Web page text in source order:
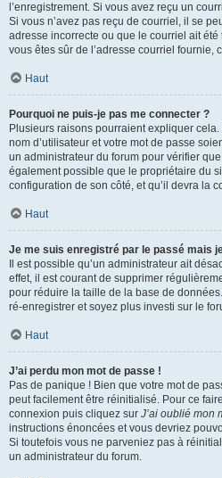
l’enregistrement. Si vous avez reçu un
Si vous n’avez pas reçu de courriel, il se
adresse incorrecte ou que le courriel ait
vous êtes sûr de l’adresse courriel fournie,
Haut
Pourquoi ne puis-je pas me connecter ?
Plusieurs raisons pourraient expliquer
nom d’utilisateur et votre mot de passe
un administrateur du forum pour vérifier
également possible que le propriétaire du
configuration de son côté, et qu’il devra la
Haut
Je me suis enregistré par le passé mais
Il est possible qu’un administrateur ait
effet, il est courant de supprimer
pour réduire la taille de la base de
ré-enregistrer et soyez plus investi sur le
Haut
J’ai perdu mon mot de passe !
Pas de panique ! Bien que votre mot de
peut facilement être réinitialisé. Pour ce
connexion puis cliquez sur J’ai oublié mon
instructions énoncées et vous devriez
Si toutefois vous ne parveniez pas à
un administrateur du forum.